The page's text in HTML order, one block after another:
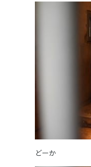
どーか